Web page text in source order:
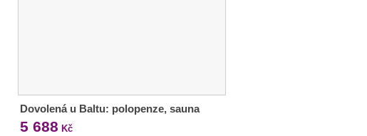
Dovolená u Baltu: polopenze, sauna
5 688 Kč